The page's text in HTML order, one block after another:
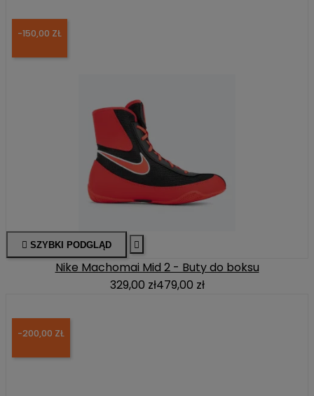
-150,00 ZŁ
 SZYBKI PODGLĄD 
Nike Machomai Mid 2 - Buty do boksu
329,00 zł479,00 zł
-200,00 ZŁ